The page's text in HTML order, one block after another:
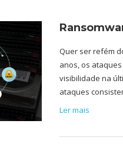
Quer ser refém
anos, os
visibilidade na
ataques
Ler mais